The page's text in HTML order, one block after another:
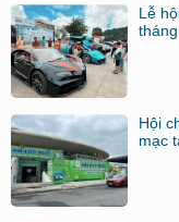
Lễ
Hội
mạc